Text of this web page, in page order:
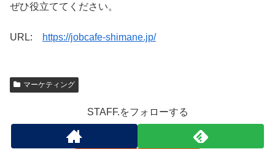
ぜひ役立ててください。
URL: https://jobcafe-shimane.jp/
マーケティング
STAFF.をフォローする